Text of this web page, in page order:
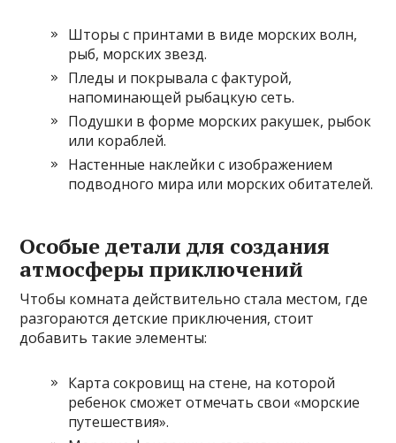
Шторы с принтами в виде морских волн,
рыб, морских звезд.
Пледы и покрывала с фактурой,
напоминающей рыбацкую сеть.
Подушки в форме морских ракушек, рыбок
или кораблей.
Настенные наклейки с изображением
подводного мира или морских обитателей.
Особые детали для создания
атмосферы приключений
Чтобы комната действительно стала местом, где
разгораются детские приключения, стоит
добавить такие элементы:
Карта сокровищ на стене, на которой
ребенок сможет отмечать свои «морские
путешествия».